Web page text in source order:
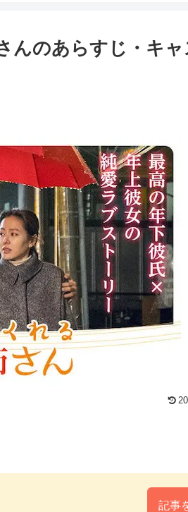
んのあらすじ・キャ
記事